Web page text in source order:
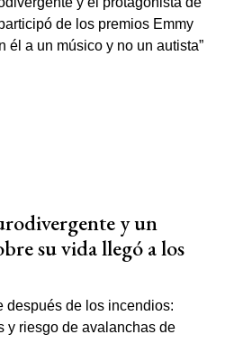
y un
su vida llegó a los